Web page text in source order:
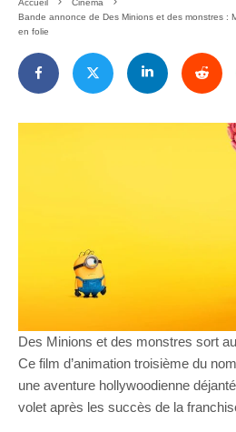
Accueil
Cinéma
Bande annonce de Des Minions et des monstres :
en folie
Des Minions et des monstres sort
Ce film d’animation troisième du
une aventure hollywoodienne
volet après les succès de la